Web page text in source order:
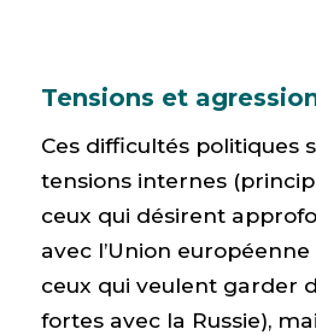
Tensions et
Ces difficultés politiques
tensions internes
ceux qui désirent
avec l’Union européenne
ceux qui veulent garder
fortes avec la Russie),